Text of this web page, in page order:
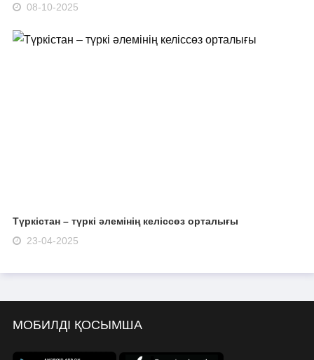
08-10-2025
Түркістан – түркі әлемінің келіссөз орталығы
23-04-2025
МОБИЛДІ ҚОСЫМША